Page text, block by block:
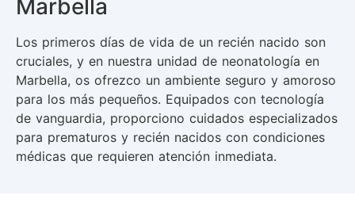
Marbella
Los primeros días de vida de un recién nacido son
cruciales, y en nuestra unidad de neonatología en
Marbella, os ofrezco un ambiente seguro y amoroso
para los más pequeños. Equipados con tecnología
de vanguardia, proporciono cuidados especializados
para prematuros y recién nacidos con condiciones
médicas que requieren atención inmediata.